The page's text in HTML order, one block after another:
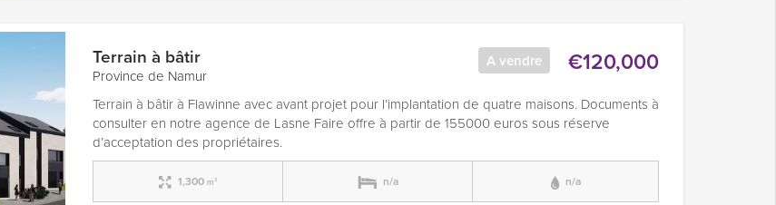
€120,000
A vendre
Terrain à bâtir
Province de Namur
Terrain à bâtir à Flawinne avec avant projet pour l’implantation de quatre maisons. Documents à
consulter en notre agence de Lasne Faire offre à partir de 155000 euros sous réserve
d’acceptation des propriétaires.
1,300 m² n/a n/a